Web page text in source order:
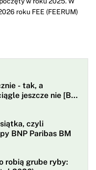
roku FEE (FEERUM)
- tak, a
jeszcze nie [BR
czyli
BNP Paribas BM
robią grube ryby: